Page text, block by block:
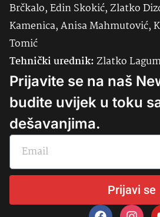
Brčkalo, Edin Skokić, Zlatko
Kamenica, Anisa Mahmutović,
Tomić
Tehnički urednik:Zlatko
Prijavite se na naš
budite uvijek u toku
dešavanjima.
Prijavi se